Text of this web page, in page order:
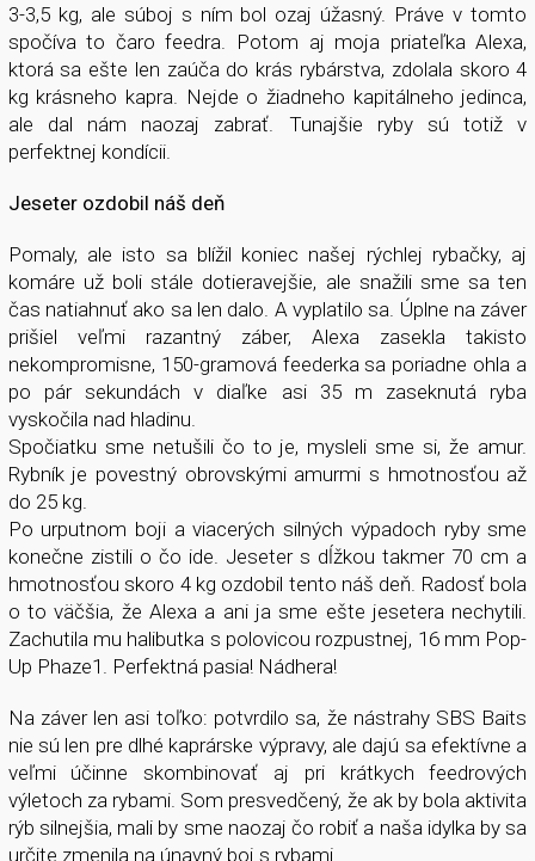
3-3,5 kg, ale súboj s ním bol ozaj úžasný. Práve v tomto
spočíva to čaro feedra. Potom aj moja priateľka Alexa,
ktorá sa ešte len zaúča do krás rybárstva, zdolala skoro 4
kg krásneho kapra. Nejde o žiadneho kapitálneho jedinca,
ale dal nám naozaj zabrať. Tunajšie ryby sú totiž v
perfektnej kondícii.
Jeseter ozdobil náš deň
Pomaly, ale isto sa blížil koniec našej rýchlej rybačky, aj
komáre už boli stále dotieravejšie, ale snažili sme sa ten
čas natiahnuť ako sa len dalo. A vyplatilo sa. Úplne na záver
prišiel veľmi razantný záber, Alexa zasekla takisto
nekompromisne, 150-gramová feederka sa poriadne ohla a
po pár sekundách v diaľke asi 35 m zaseknutá ryba
vyskočila nad hladinu.
Spočiatku sme netušili čo to je, mysleli sme si, že amur.
Rybník je povestný obrovskými amurmi s hmotnosťou až
do 25 kg.
Po urputnom boji a viacerých silných výpadoch ryby sme
konečne zistili o čo ide. Jeseter s dĺžkou takmer 70 cm a
hmotnosťou skoro 4 kg ozdobil tento náš deň. Radosť bola
o to väčšia, že Alexa a ani ja sme ešte jesetera nechytili.
Zachutila mu halibutka s polovicou rozpustnej, 16 mm Pop-
Up Phaze1. Perfektná pasia! Nádhera!
Na záver len asi toľko: potvrdilo sa, že nástrahy SBS Baits
nie sú len pre dlhé kaprárske výpravy, ale dajú sa efektívne a
veľmi účinne skombinovať aj pri krátkych feedrových
výletoch za rybami. Som presvedčený, že ak by bola aktivita
rýb silnejšia, mali by sme naozaj čo robiť a naša idylka by sa
určite zmenila na únavný boj s rybami.